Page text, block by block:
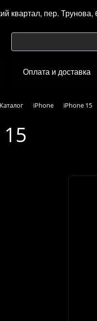
квартал, пер. Трунова,
Оплата и доставка
Каталог iPhone iPhone 15